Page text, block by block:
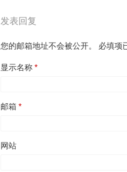
发表回复
您的邮箱地址不会被公开。 必填项
显示名称 *
邮箱 *
网站